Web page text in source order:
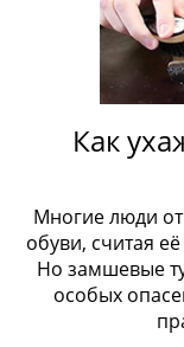
Как
Многие люди
обуви, считая
Но замшевые
особых